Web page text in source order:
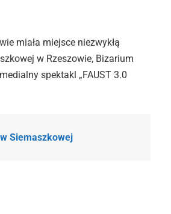
miała miejsce niezwykłą
w Rzeszowie, Bizarium
spektakl „FAUST 3.0
Siemaszkowej